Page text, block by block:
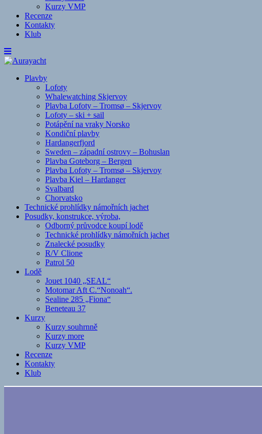
Kurzy VMP
Recenze
Kontakty
Klub
Plavby
Lofoty
Whalewatching Skjervoy
Plavba Lofoty – Tromsø – Skjervoy
Lofoty – ski + sail
Potápění na vraky Norsko
Kondiční plavby
Hardangerfjord
Sweden – západní ostrovy – Bohuslan
Plavba Goteborg – Bergen
Plavba Lofoty – Tromsø – Skjervoy
Plavba Kiel – Hardanger
Svalbard
Chorvatsko
Technické prohlídky námořních jachet
Posudky, konstrukce, výroba,
Odborný průvodce koupí lodě
Technické prohlídky námořních jachet
Znalecké posudky
R/V Clione
Patrol 50
Lodě
Jouet 1040 „SEAL“
Motomar Aft C.“Nonoah“.
Sealine 285 „Fiona“
Beneteau 37
Kurzy
Kurzy souhrnně
Kurzy more
Kurzy VMP
Recenze
Kontakty
Klub